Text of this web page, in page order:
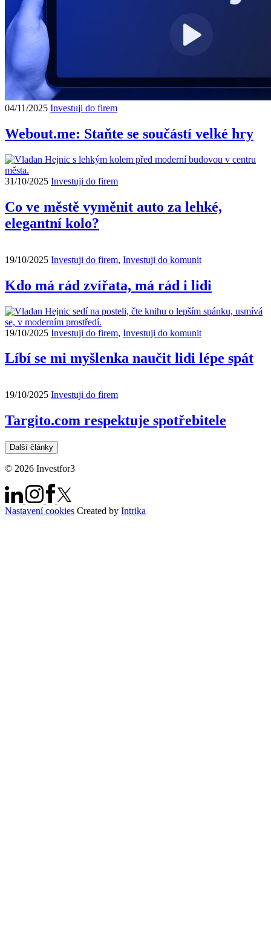
04/11/2025 Investuji do firem
Webout.me: Staňte se součástí velké hry
31/10/2025 Investuji do firem
Co ve městě vyměnit auto za lehké,
elegantní kolo?
19/10/2025 Investuji do firem, Investuji do komunit
Kdo má rád zvířata, má rád i lidi
19/10/2025 Investuji do firem, Investuji do komunit
Líbí se mi myšlenka naučit lidi lépe spát
19/10/2025 Investuji do firem
Targito.com respektuje spotřebitele
Další články
© 2026 Investfor3
Nastavení cookies Created by Intrika